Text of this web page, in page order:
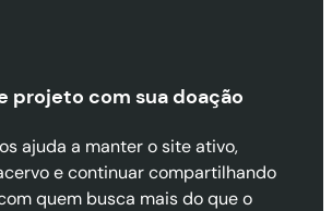
projeto com sua doação
ajuda a manter o site ativo,
e continuar compartilhando
quem busca mais do que o